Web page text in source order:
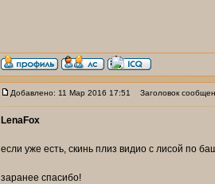
Добавлено: 11 Мар 2016 17:51 Заголовок
LenaFox
если уже есть, скинь плиз видио с лисой по
заранее спасибо!